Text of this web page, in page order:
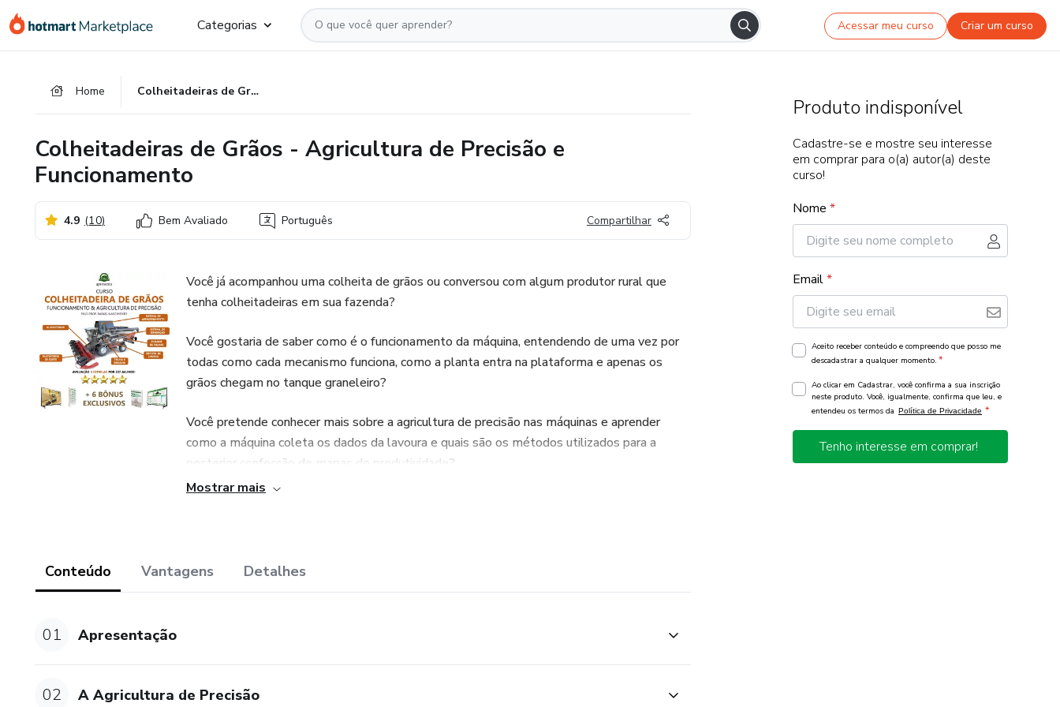
para
para
para
Categorias Acessar meu curso Criar um curso
Home Colheitadeiras de Grãos - Agricultura de Precisão e Funcionamento
Colheitadeiras de Grãos - Agricultura de Precisão e
Funcionamento
4.9 (10) Bem Avaliado Português Compartilhar
Você já acompanhou uma colheita de grãos ou conversou com algum produtor rural que
tenha colheitadeiras em sua fazenda?
Você gostaria de saber como é o funcionamento da máquina, entendendo de uma vez por
todas como cada mecanismo funciona, como a planta entra na plataforma e apenas os
grãos chegam no tanque graneleiro?
Você pretende conhecer mais sobre a agricultura de precisão nas máquinas e aprender
como a máquina coleta os dados da lavoura e quais são os métodos utilizados para a
posterior confecção de mapas de produtividade?
são seus mecanismos, como é feita a coleta de dados para a agricultura de precisão e onde
estão localizados cada um dos sensores. Também ensinaremos os procedimentos
Mostrar mais
Conteúdo Vantagens Detalhes
01 Apresentação
02 A Agricultura de Precisão
Produto indisponível
Cadastre-se e mostre seu interesse
em comprar para o(a) autor(a) deste
curso!
Nome *
Email*
Aceito receber conteúdo e compreendo que posso me
descadastrar a qualquer momento. *
Ao clicar em Cadastrar, você confirma a sua inscrição
neste produto. Você, igualmente, confirma que leu, e
entendeu os termos da Política de Privacidade *
Tenho interesse em comprar!